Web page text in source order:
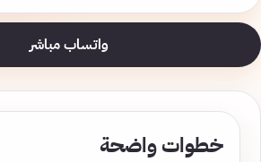
واتساب مباشر
خطوات واضحة